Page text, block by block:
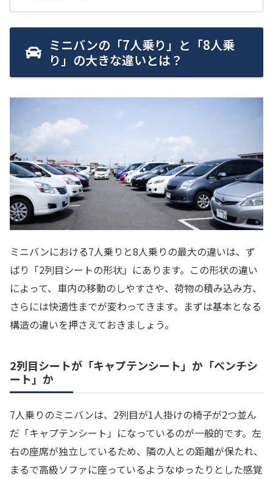
ミニバンの「7人乗り」と「8人乗
り」の大きな違いとは？
ミニバンにおける7人乗りと8人乗りの最大の違いは、ず
ばり「2列目シートの形状」にあります。この形状の違い
によって、車内の移動のしやすさや、荷物の積み込み方、
さらには快適性までが変わってきます。まずは基本となる
構造の違いを押さえておきましょう。
2列目シートが「キャプテンシート」か「ベンチシ
ート」か
7人乗りのミニバンは、2列目が1人掛けの椅子が2つ並ん
だ「キャプテンシート」になっているのが一般的です。左
右の座席が独立しているため、隣の人との距離が保たれ、
まるで高級ソファに座っているようなゆったりとした感覚